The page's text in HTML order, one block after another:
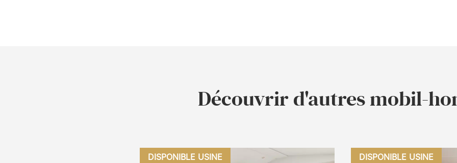
Découvrir d'autres mobil-
DISPONIBLE USINE DISPONIBLE USINE